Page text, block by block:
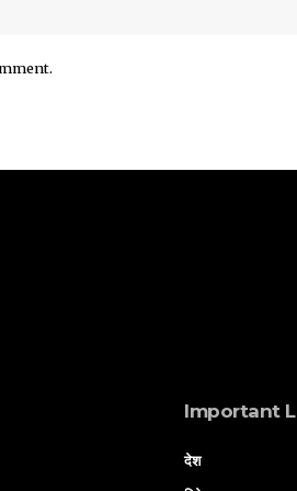
Important
देश